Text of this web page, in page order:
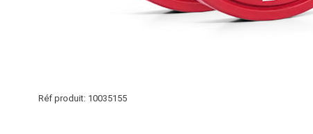
Réf produit: 10035155